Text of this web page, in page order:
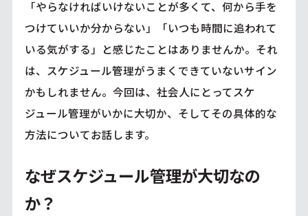
「やらなければいけないことが多くて、何から手を
つけていいか分からない」「いつも時間に追われて
いる気がする」と感じたことはありませんか。それ
は、スケジュール管理がうまくできていないサイン
かもしれません。今回は、社会人にとってスケ
ジュール管理がいかに大切か、そしてその具体的な
方法についてお話します。
なぜスケジュール管理が大切なの
か？